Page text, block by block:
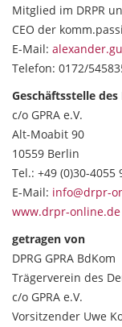
Mitglied im DRPR
CEO der
E-Mail:
Telefon: 0172/
Geschäftsstelle
c/o GPRA e.V.
Alt-Moabit 90
10559 Berlin
Tel.: +49 (0)30-4055
E-Mail: info@drpr-
www.drpr-online.de
getragen von
DPRG GPRA BdKom
Trägerverein des
c/o GPRA e.V.
Vorsitzender Uwe